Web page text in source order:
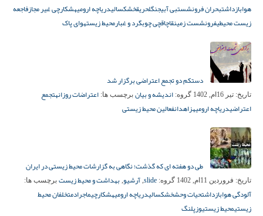
هوابازداشتبحران فرونشستبی آبیجنگلحریقخشکسالیدریاچه ارومیهشکارچی غیر مجازفاجعه
زیست محیطیفرونشست زمینقاچاقچی چوبگرد و غبارمحیط زیستهوای پاک
دستکم دو تجمع اعتراضی برگزار شد
تاریخ: تیر 16ام, 1402 گروه: اندیشه و بیان برچسب ها: اعتراضات روزانهتجمع
اعتراضیدریاچه ارومیهزاهدانفعالین محیط زیستی
طی دو هفته ای که گذشت؛ نگاهی به گزارشات محیط زیستی در ایران
تاریخ: فروردین 11ام, 1402 گروه: slide
, آرشیو, بهداشت و محیط زیست برچسب ها:
آلودگی هوابازداشتحیات وحشخشکسالیدریاچه ارومیهشکارچیماجرادمتخلفان محیط
زیستیمحیط زیستیوزپلنگ